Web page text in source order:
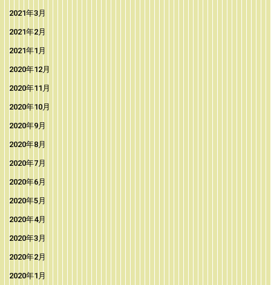
2021年3月
2021年2月
2021年1月
2020年12月
2020年11月
2020年10月
2020年9月
2020年8月
2020年7月
2020年6月
2020年5月
2020年4月
2020年3月
2020年2月
2020年1月